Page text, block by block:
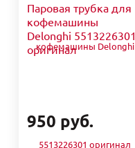
Паровая трубка для
кофемашины
Delonghi 5513226301
оригинал
950 руб.